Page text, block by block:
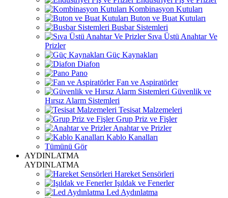
Kombinasyon Kutuları
Buton ve Buat Kutuları
Busbar Sistemleri
Sıva Üstü Anahtar Ve
Prizler
Güç Kaynakları
Diafon
Pano
Fan ve Aspiratörler
Güvenlik ve
Hırsız Alarm Sistemleri
Tesisat Malzemeleri
Grup Priz ve Fişler
Anahtar ve Prizler
Kablo Kanalları
Tümünü Gör
AYDINLATMA
AYDINLATMA
Hareket Sensörleri
Işıldak ve Fenerler
Led Aydınlatma